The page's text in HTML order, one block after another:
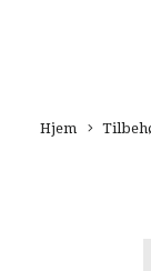
Hjem